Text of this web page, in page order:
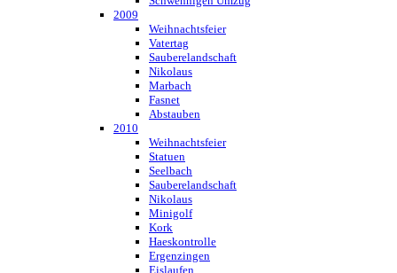
2009
Weihnachtsfeier
Vatertag
Sauberelandschaft
Nikolaus
Marbach
Fasnet
Abstauben
2010
Weihnachtsfeier
Statuen
Seelbach
Sauberelandschaft
Nikolaus
Minigolf
Kork
Haeskontrolle
Ergenzingen
Eislaufen